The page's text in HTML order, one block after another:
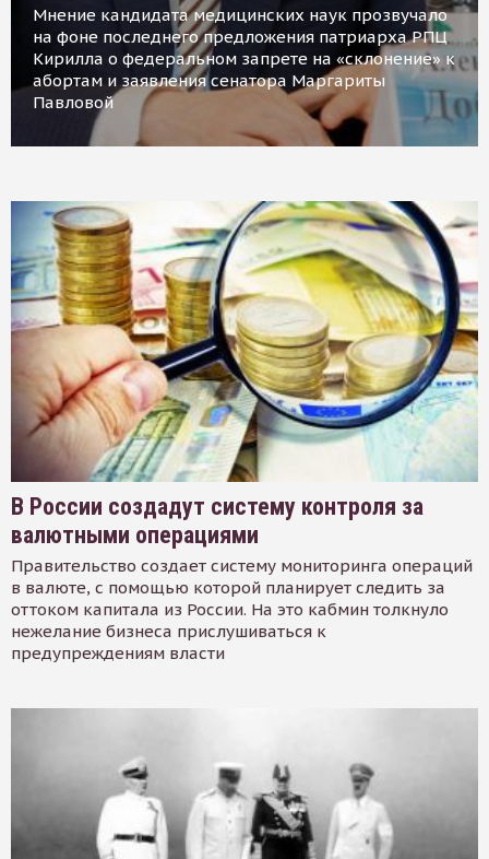
Мнение кандидата медицинских наук прозвучало
на фоне последнего предложения патриарха РПЦ
Кирилла о федеральном запрете на «склонение» к
абортам и заявления сенатора Маргариты
Павловой
В России создадут систему контроля за
валютными операциями
Правительство создает систему мониторинга операций
в валюте, с помощью которой планирует следить за
оттоком капитала из России. На это кабмин толкнуло
нежелание бизнеса прислушиваться к
предупреждениям власти